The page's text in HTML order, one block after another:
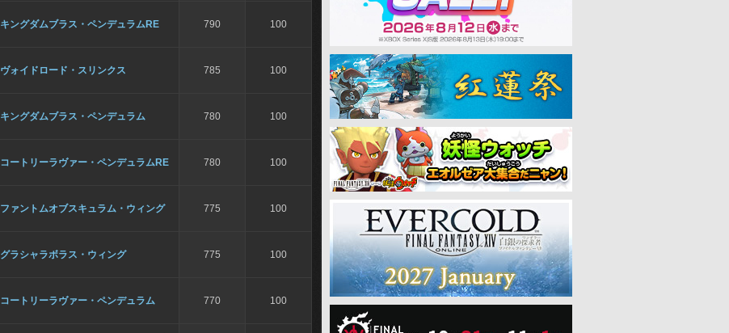
キングダムブラス・ペンデュラムRE 790 100
ヴォイドロード・スリンクス 785 100
キングダムブラス・ペンデュラム 780 100
コートリーラヴァー・ペンデュラムRE 780 100
ファントムオブスキュラム・ウィング 775 100
グラシャラボラス・ウィング 775 100
コートリーラヴァー・ペンデュラム 770 100